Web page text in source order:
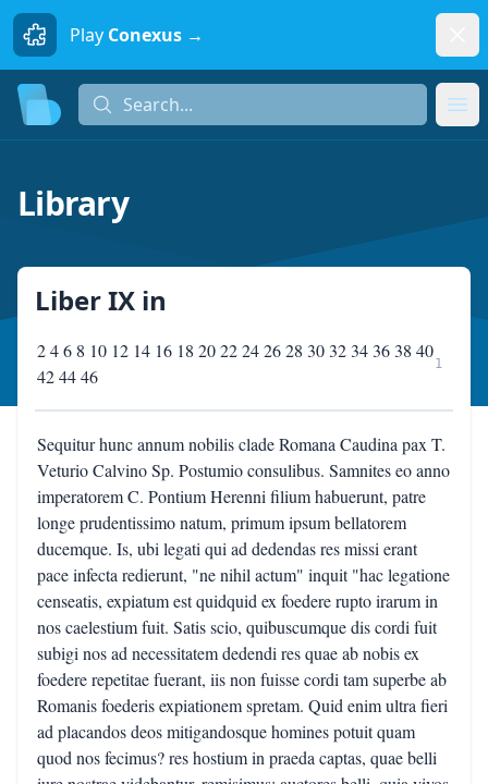
Play Conexus →
Search...
Library
Liber IX in
2 4 6 8 10 12 14 16 18 20 22 24 26 28 30 32 34 36 38 40
42 44 46
1
Sequitur hunc annum nobilis clade Romana Caudina pax T.
Veturio Calvino Sp. Postumio consulibus. Samnites eo anno
imperatorem C. Pontium Herenni filium habuerunt, patre
longe prudentissimo natum, primum ipsum bellatorem
ducemque. Is, ubi legati qui ad dedendas res missi erant
pace infecta redierunt, "ne nihil actum" inquit "hac legatione
censeatis, expiatum est quidquid ex foedere rupto irarum in
nos caelestium fuit. Satis scio, quibuscumque dis cordi fuit
subigi nos ad necessitatem dedendi res quae ab nobis ex
foedere repetitae fuerant, iis non fuisse cordi tam superbe ab
Romanis foederis expiationem spretam. Quid enim ultra fieri
ad placandos deos mitigandosque homines potuit quam
quod nos fecimus? res hostium in praeda captas, quae belli